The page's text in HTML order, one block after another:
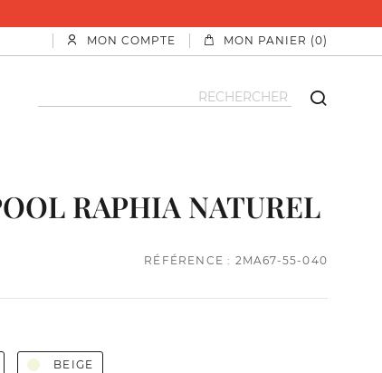
MON COMPTE MON PANIER (0)
RAPHIA NATUREL
RÉFÉRENCE : 2MA67-55-040
BEIGE